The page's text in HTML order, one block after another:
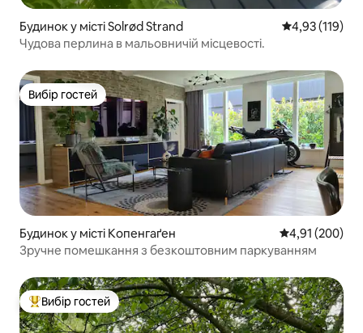
Будинок у місті Solrød Strand Середня
4,93 (119)
Чудова перлина в мальовничій місцевості.
Вибір гостей
Вибір гостей
Будинок у місті Копенгаґен Середня
4,91 (200)
Зручне помешкання з безкоштовним паркуванням
Топ вибір гостей
Вибір гостей